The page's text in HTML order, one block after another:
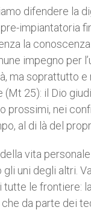
difendere la
impiantatoria
la
impegno per
ma soprattutto
(Mt 25): il Dio
prossimi, nei
al di là del
vita
uni degli altri.
tutte le
da parte dei